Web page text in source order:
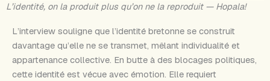
L’identité, on la produit plus qu’on ne la reproduit — Hopala!
L’interview souligne que l’identité bretonne se construit
davantage qu’elle ne se transmet, mêlant individualité et
appartenance collective. En butte à des blocages politiques,
cette identité est vécue avec émotion. Elle requiert